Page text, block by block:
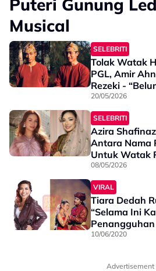
Puteri Gunung
Musical
SELEBRITI
Tolak Watak
PGL, Amir
Rezeki -
Masanya,
Perlu Saya
20/05/2026
SELEBRITI
Azira
Antara Nama
Untuk Watak
Ledang -
Berlakon Pun
08/05/2026
VIRAL
Tiara Dedah
“Selama Ini
Ledang Musical
10/06/2020
Advertisement